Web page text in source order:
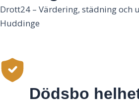
Drott24 – Värdering, städning och
Huddinge
Dödsbo